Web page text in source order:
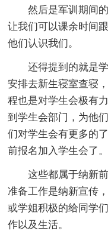
然后是军训期间的
让我们可以课余时间
他们认识我们。
还得提到的就是学
安排去新生寝室查寝
程也是对学生会极有
到学生会部门，为他
们对学生会有更多的
前报名加入学生会了
这些都属于纳新前
准备工作是纳新宣传
或学姐积极的给同学
作以及生活。